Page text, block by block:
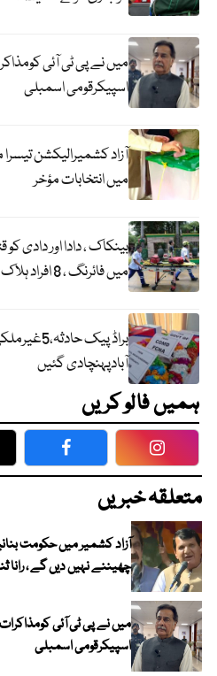
میں نے پی ٹی آئی
اسپیکرقومی اسمبلی
آزاد کشمیرالیکشن
میں انتخابات مؤخر
بینکاک ، دادا اور دادی
میں فائرنگ ، 8 افراد ہلاک ، 14 زخمی
براڈ پیک
آبادپہنچادی گئیں
ہمیں فالو کریں
Facebook
متعلقہ خبریں
آزاد کشمیر میں حکومت
چھیننے نہیں دیں گے ، رانا
میں نے پی ٹی آئی
اسپیکرقومی اسمبلی